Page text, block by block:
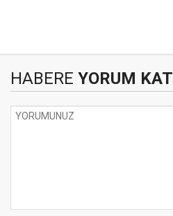
HABERE YORUM KAT